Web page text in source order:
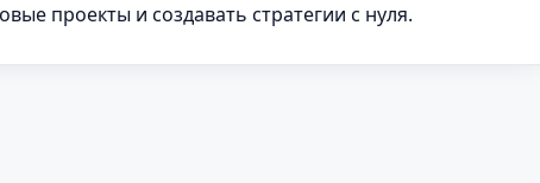
проекты и создавать стратегии с нуля.